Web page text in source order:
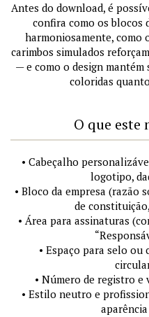
Antes do download, é
confira como os blocos
harmoniosamente, como
carimbos simulados
— e como o design
coloridas
O que este
• Cabeçalho
logotipo,
• Bloco da empresa (razão
de
• Área para assinaturas
• Espaço para selo
• Número de registro e
• Estilo neutro e